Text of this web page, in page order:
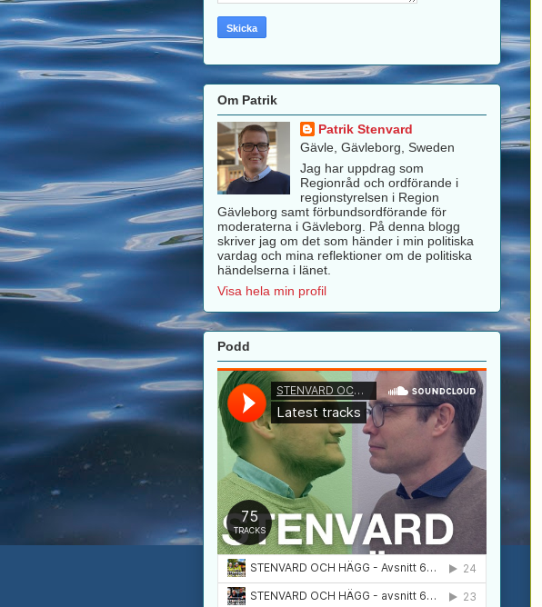
Om Patrik
Patrik Stenvard
Gävle, Gävleborg, Sweden
Jag har uppdrag som
Regionråd och ordförande i
regionstyrelsen i Region
Gävleborg samt förbundsordförande för
moderaterna i Gävleborg. På denna blogg
skriver jag om det som händer i min politiska
vardag och mina reflektioner om de politiska
händelserna i länet.
Visa hela min profil
Podd